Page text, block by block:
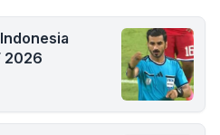
2026